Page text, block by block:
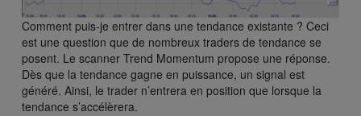
Comment puis-je entrer dans une tendance existante ? Ceci
est une question que de nombreux traders de tendance se
posent. Le scanner Trend Momentum propose une réponse.
Dès que la tendance gagne en puissance, un signal est
généré. Ainsi, le trader n’entrera en position que lorsque la
tendance s’accélèrera.